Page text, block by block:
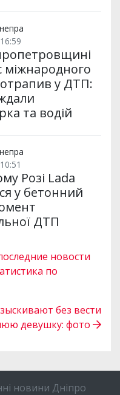
міжнародного
у ДТП:
та водій
Розі Lada
у бетонний
ДТП
новости
по
без вести
девушку: фото
новини Дніпро